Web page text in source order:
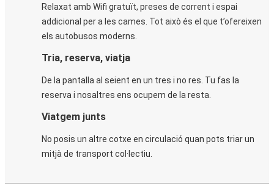
Relaxat amb Wifi gratuït, preses de corrent i espai
addicional per a les cames. Tot això és el que t’ofereixen
els autobusos moderns.
Tria, reserva, viatja
De la pantalla al seient en un tres i no res. Tu fas la
reserva i nosaltres ens ocupem de la resta.
Viatgem junts
No posis un altre cotxe en circulació quan pots triar un
mitjà de transport col·lectiu.